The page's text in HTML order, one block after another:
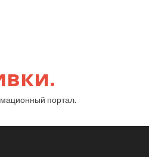
портал.